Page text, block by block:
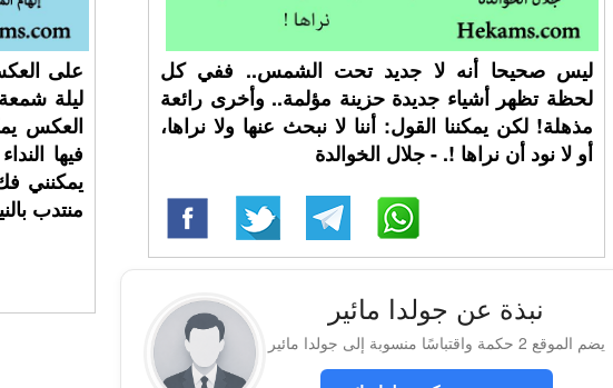
على
ليلة
العكس
فيها
يمكنني
منتدب
ليس صحيحا أنه لا جديد تحت الشمس.. ففي كل
لحظة تظهر أشياء جديدة حزينة مؤلمة.. وأخرى رائعة
مذهلة! لكن يمكننا القول: أننا لا نبحث عنها ولا نراها،
أو لا نود أن نراها !. - جلال الخوالدة
نبذة عن جولدا مائير
يضم الموقع 2 حكمة واقتباسًا منسوبة إلى جولدا مائير